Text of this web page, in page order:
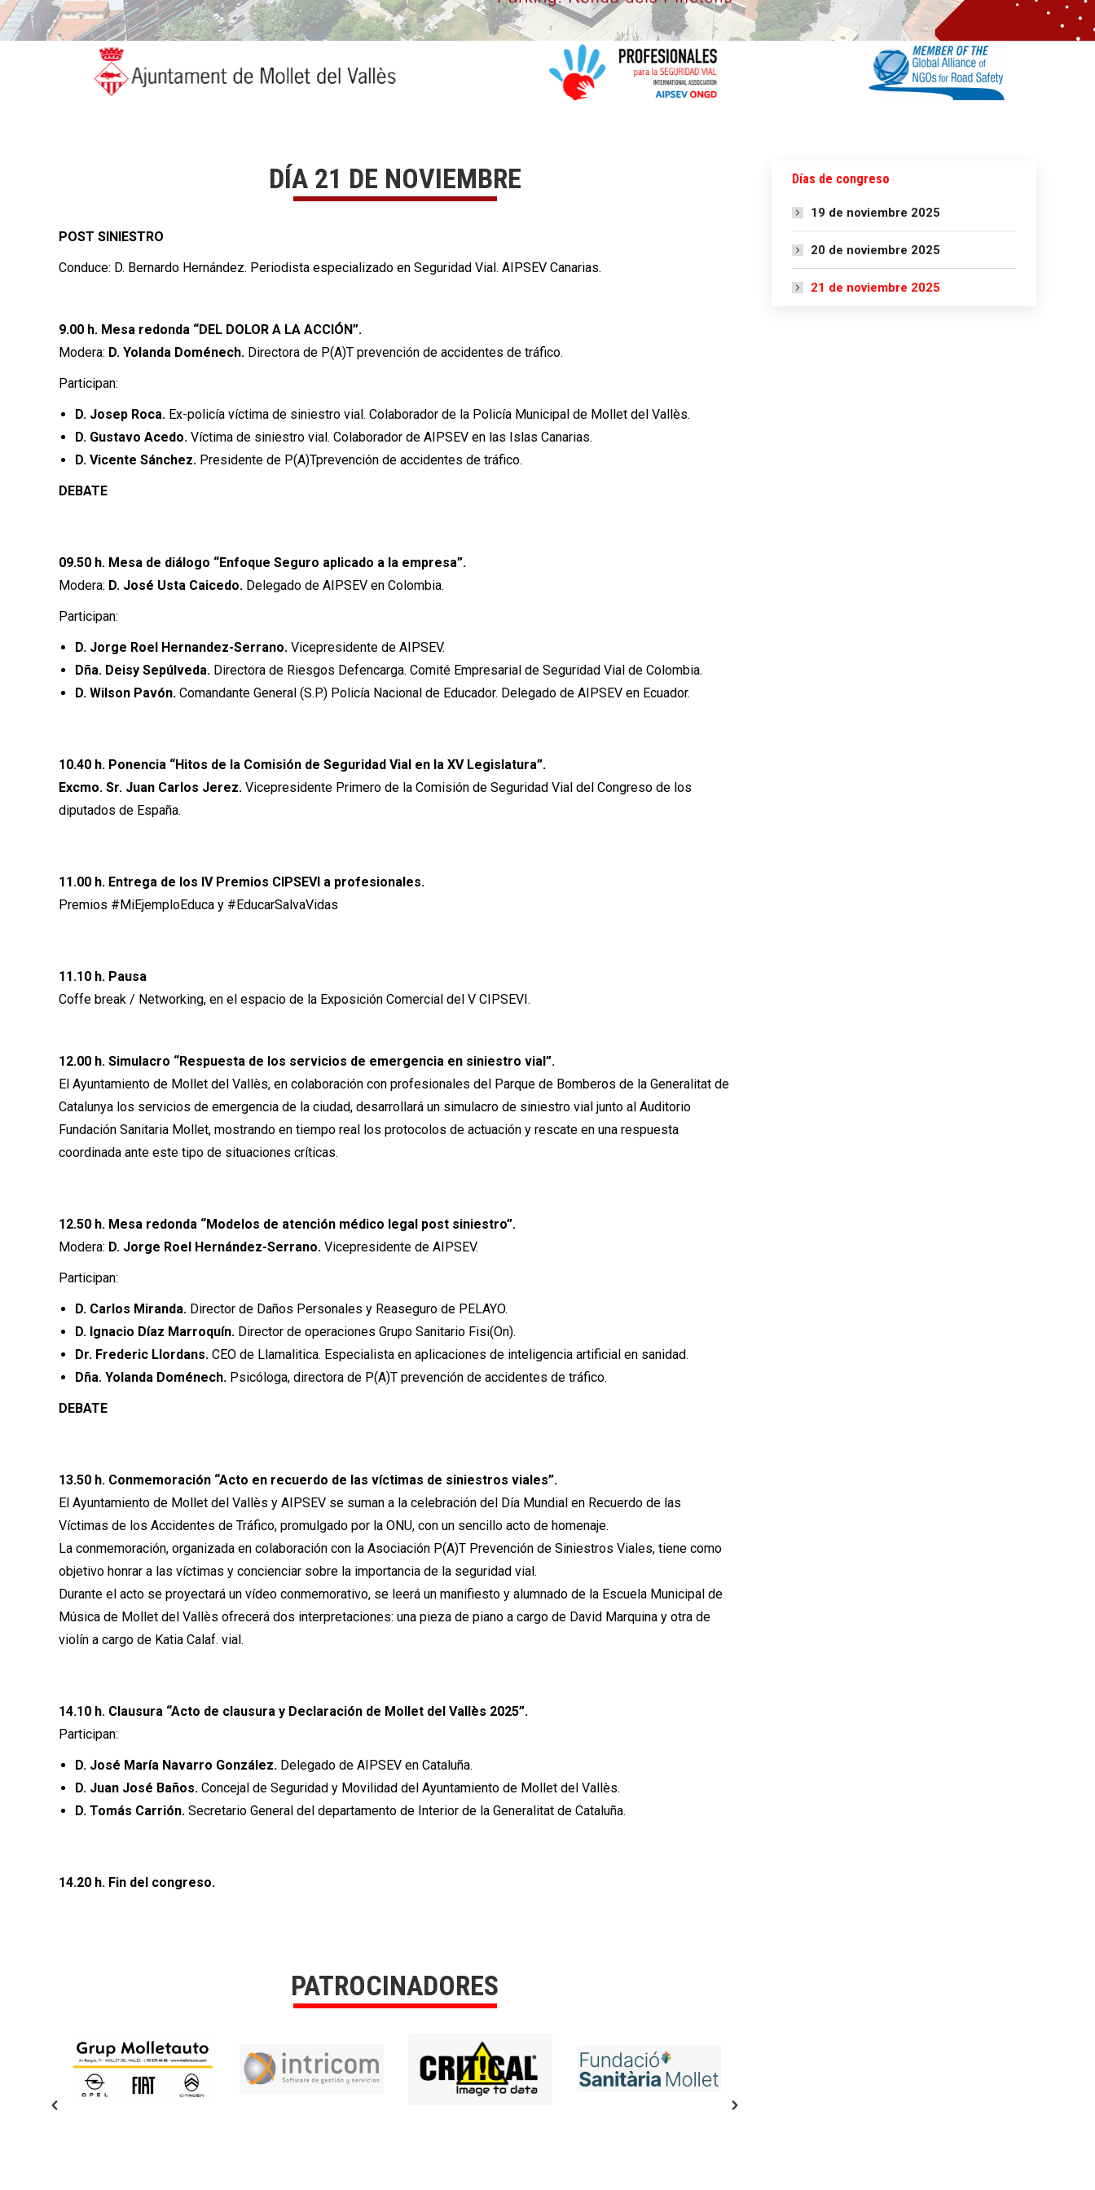
DÍA 21 DE NOVIEMBRE
POST SINIESTRO
Conduce: D. Bernardo Hernández. Periodista especializado en Seguridad Vial. AIPSEV Canarias.
9.00 h. Mesa redonda “DEL DOLOR A LA ACCIÓN”.
Modera: D. Yolanda Doménech. Directora de P(A)T prevención de accidentes de tráfico.
Participan:
D. Josep Roca. Ex-policía víctima de siniestro vial. Colaborador de la Policía Municipal de Mollet del Vallès.
D. Gustavo Acedo. Víctima de siniestro vial. Colaborador de AIPSEV en las Islas Canarias.
D. Vicente Sánchez. Presidente de P(A)Tprevención de accidentes de tráfico.
DEBATE
09.50 h. Mesa de diálogo “Enfoque Seguro aplicado a la empresa”.
Modera: D. José Usta Caicedo. Delegado de AIPSEV en Colombia.
Participan:
D. Jorge Roel Hernandez-Serrano. Vicepresidente de AIPSEV.
Dña. Deisy Sepúlveda. Directora de Riesgos Defencarga. Comité Empresarial de Seguridad Vial de Colombia.
D. Wilson Pavón. Comandante General (S.P.) Policía Nacional de Educador. Delegado de AIPSEV en Ecuador.
10.40 h. Ponencia “Hitos de la Comisión de Seguridad Vial en la XV Legislatura”.
Excmo. Sr. Juan Carlos Jerez. Vicepresidente Primero de la Comisión de Seguridad Vial del Congreso de los
diputados de España.
11.00 h. Entrega de los IV Premios CIPSEVI a profesionales.
Premios #MiEjemploEduca y #EducarSalvaVidas
11.10 h. Pausa
Coffe break / Networking, en el espacio de la Exposición Comercial del V CIPSEVI.
12.00 h. Simulacro “Respuesta de los servicios de emergencia en siniestro vial”.
El Ayuntamiento de Mollet del Vallès, en colaboración con profesionales del Parque de Bomberos de la Generalitat de
Catalunya los servicios de emergencia de la ciudad, desarrollará un simulacro de siniestro vial junto al Auditorio
Fundación Sanitaria Mollet, mostrando en tiempo real los protocolos de actuación y rescate en una respuesta
coordinada ante este tipo de situaciones críticas.
12.50 h. Mesa redonda “Modelos de atención médico legal post siniestro”.
Modera: D. Jorge Roel Hernández-Serrano. Vicepresidente de AIPSEV.
Participan:
D. Carlos Miranda. Director de Daños Personales y Reaseguro de PELAYO.
D. Ignacio Díaz Marroquín. Director de operaciones Grupo Sanitario Fisi(On).
Dr. Frederic Llordans. CEO de Llamalitica. Especialista en aplicaciones de inteligencia artificial en sanidad.
Dña. Yolanda Doménech. Psicóloga, directora de P(A)T prevención de accidentes de tráfico.
DEBATE
13.50 h. Conmemoración “Acto en recuerdo de las víctimas de siniestros viales”.
El Ayuntamiento de Mollet del Vallès y AIPSEV se suman a la celebración del Día Mundial en Recuerdo de las
Víctimas de los Accidentes de Tráfico, promulgado por la ONU, con un sencillo acto de homenaje.
La conmemoración, organizada en colaboración con la Asociación P(A)T Prevención de Siniestros Viales, tiene como
objetivo honrar a las víctimas y concienciar sobre la importancia de la seguridad vial.
Durante el acto se proyectará un vídeo conmemorativo, se leerá un manifiesto y alumnado de la Escuela Municipal de
Música de Mollet del Vallès ofrecerá dos interpretaciones: una pieza de piano a cargo de David Marquina y otra de
violín a cargo de Katia Calaf. vial.
14.10 h. Clausura “Acto de clausura y Declaración de Mollet del Vallès 2025”.
Participan:
D. José María Navarro González. Delegado de AIPSEV en Cataluña.
D. Juan José Baños. Concejal de Seguridad y Movilidad del Ayuntamiento de Mollet del Vallès.
D. Tomás Carrión. Secretario General del departamento de Interior de la Generalitat de Cataluña.
14.20 h. Fin del congreso.
PATROCINADORES
Días de congreso
19 de noviembre 2025
20 de noviembre 2025
21 de noviembre 2025